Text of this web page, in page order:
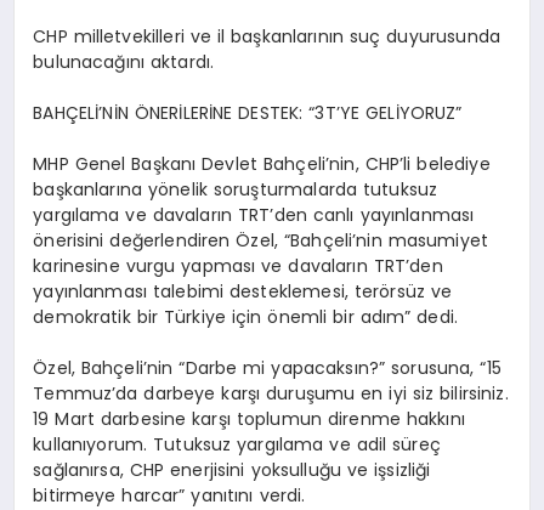
CHP milletvekilleri ve il başkanlarının suç duyurusunda
bulunacağını aktardı.
BAHÇELİ’NİN ÖNERİLERİNE DESTEK: “3T’YE GELİYORUZ”
MHP Genel Başkanı Devlet Bahçeli’nin, CHP’li belediye
başkanlarına yönelik soruşturmalarda tutuksuz
yargılama ve davaların TRT’den canlı yayınlanması
önerisini değerlendiren Özel, “Bahçeli’nin masumiyet
karinesine vurgu yapması ve davaların TRT’den
yayınlanması talebimi desteklemesi, terörsüz ve
demokratik bir Türkiye için önemli bir adım” dedi.
Özel, Bahçeli’nin “Darbe mi yapacaksın?” sorusuna, “15
Temmuz’da darbeye karşı duruşumu en iyi siz bilirsiniz.
19 Mart darbesine karşı toplumun direnme hakkını
kullanıyorum. Tutuksuz yargılama ve adil süreç
sağlanırsa, CHP enerjisini yoksulluğu ve işsizliği
bitirmeye harcar” yanıtını verdi.